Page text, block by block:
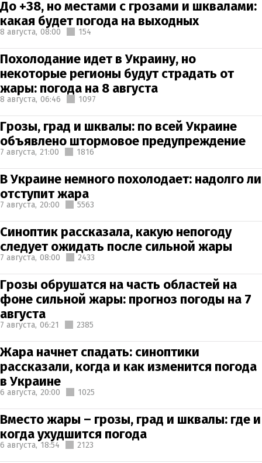
До +38, но местами с грозами и шквалами:
какая будет погода на выходных
8 августа, 08:00 154
Похолодание идет в Украину, но
некоторые регионы будут страдать от
жары: погода на 8 августа
8 августа, 06:46 1097
Грозы, град и шквалы: по всей Украине
объявлено штормовое предупреждение
7 августа, 21:00 1816
В Украине немного похолодает: надолго ли
отступит жара
7 августа, 20:00 5563
Синоптик рассказала, какую непогоду
следует ожидать после сильной жары
7 августа, 08:00 2433
Грозы обрушатся на часть областей на
фоне сильной жары: прогноз погоды на 7
августа
7 августа, 06:21 2385
Жара начнет спадать: синоптики
рассказали, когда и как изменится погода
в Украине
6 августа, 20:00 1025
Вместо жары – грозы, град и шквалы: где и
когда ухудшится погода
6 августа, 18:54 2123